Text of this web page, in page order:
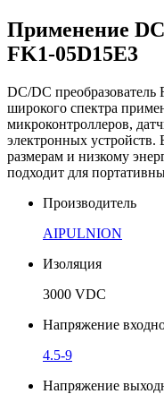
Применение
FK1-05D15E3
DC/DC
широкого спектра
микроконтроллеров,
электронных
размерам и низкому
подходит для
Производитель
AIPULNION
Изоляция
3000 VDC
Напряжение
4.5-9
Напряжение